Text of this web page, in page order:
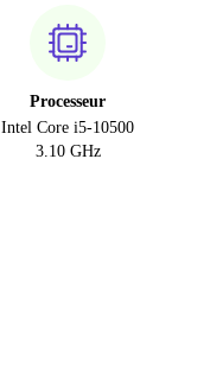
Processeur
Intel Core i5-10500
3.10 GHz